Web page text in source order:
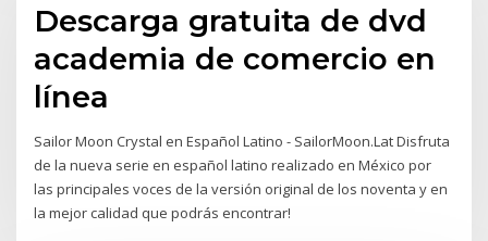
Descarga gratuita de dvd
academia de comercio en
línea
Sailor Moon Crystal en Español Latino - SailorMoon.Lat Disfruta
de la nueva serie en español latino realizado en México por
las principales voces de la versión original de los noventa y en
la mejor calidad que podrás encontrar!